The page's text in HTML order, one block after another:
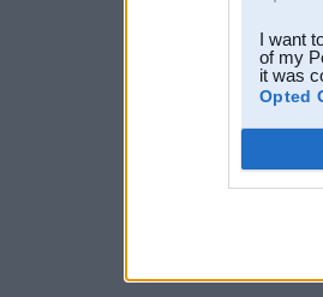
I want
of my
it was
Opted